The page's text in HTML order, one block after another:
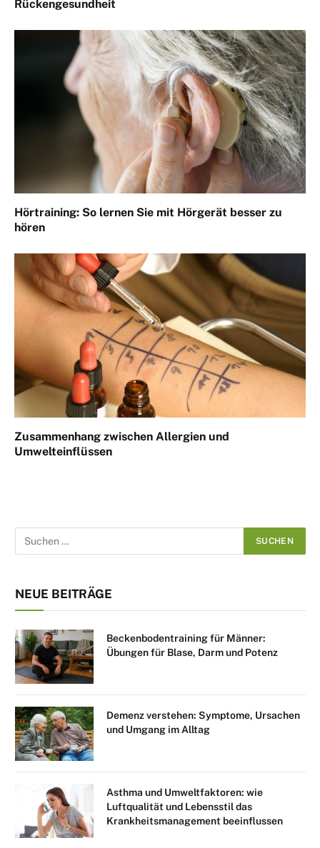
Rückengesundheit
Hörtraining: So lernen Sie mit Hörgerät besser zu
hören
Zusammenhang zwischen Allergien und
Umwelteinflüssen
NEUE BEITRÄGE
Beckenbodentraining für Männer:
Übungen für Blase, Darm und Potenz
Demenz verstehen: Symptome, Ursachen
und Umgang im Alltag
Asthma und Umweltfaktoren: wie
Luftqualität und Lebensstil das
Krankheitsmanagement beeinflussen